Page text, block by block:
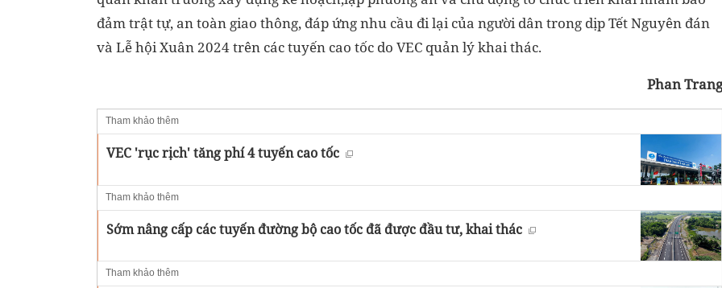
đảm trật tự, an toàn giao thông, đáp ứng nhu cầu đi lại của người dân trong dịp Tết Nguyên đán
và Lễ hội Xuân 2024 trên các tuyến cao tốc do VEC quản lý khai thác.
Phan Trang
Tham khảo thêm
VEC 'rục rịch' tăng phí 4 tuyến cao tốc
Tham khảo thêm
Sớm nâng cấp các tuyến đường bộ cao tốc đã được đầu tư, khai thác
Tham khảo thêm